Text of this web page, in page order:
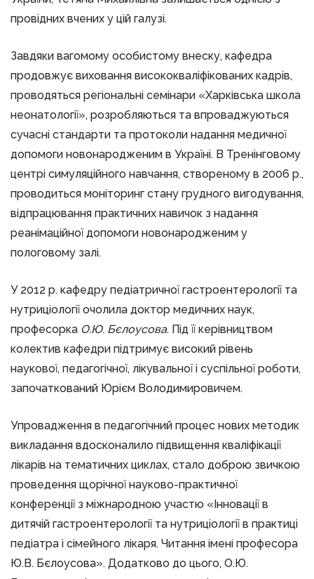
провідних вчених у цій галузі.
Завдяки вагомому особистому внеску, кафедра
продовжує виховання висококваліфікованих кадрів,
проводяться регіональні семінари «Харківська школа
неонатології», розробляються та впроваджуються
сучасні стандарти та протоколи надання медичної
допомоги новонародженим в Україні. В Тренінговому
центрі симуляційного навчання, створеному в 2006 р.,
проводиться моніторинг стану грудного вигодування,
відпрацювання практичних навичок з надання
реанімаційної допомоги новонародженим у
пологовому залі.
У 2012 р. кафедру педіатричної гастроентерології та
нутриціології очолила доктор медичних наук,
професорка О.Ю. Бєлоусова. Під її керівництвом
колектив кафедри підтримує високий рівень
наукової, педагогічної, лікувальної і суспільної роботи,
започаткований Юрієм Володимировичем.
Упровадження в педагогічний процес нових методик
викладання вдосконалило підвищення кваліфікації
лікарів на тематичних циклах, стало доброю звичкою
проведення щорічної науково-практичної
конференції з міжнародною участю «Інновації в
дитячій гастроентерології та нутриціології в практиці
педіатра і сімейного лікаря. Читання імені професора
Ю.В. Бєлоусова». Додатково до цього, О.Ю.